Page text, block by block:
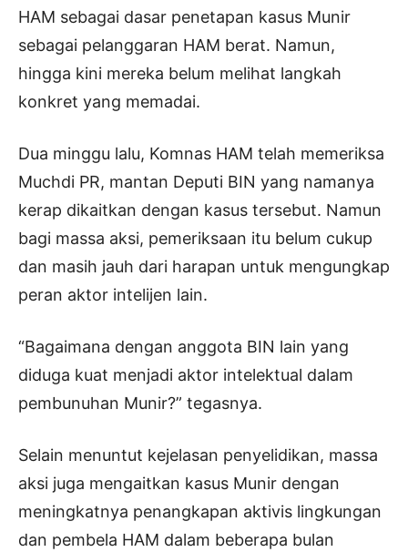
HAM sebagai dasar penetapan kasus Munir
sebagai pelanggaran HAM berat. Namun,
hingga kini mereka belum melihat langkah
konkret yang memadai.
Dua minggu lalu, Komnas HAM telah memeriksa
Muchdi PR, mantan Deputi BIN yang namanya
kerap dikaitkan dengan kasus tersebut. Namun
bagi massa aksi, pemeriksaan itu belum cukup
dan masih jauh dari harapan untuk mengungkap
peran aktor intelijen lain.
“Bagaimana dengan anggota BIN lain yang
diduga kuat menjadi aktor intelektual dalam
pembunuhan Munir?” tegasnya.
Selain menuntut kejelasan penyelidikan, massa
aksi juga mengaitkan kasus Munir dengan
meningkatnya penangkapan aktivis lingkungan
dan pembela HAM dalam beberapa bulan